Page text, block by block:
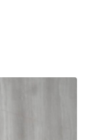
өмнө